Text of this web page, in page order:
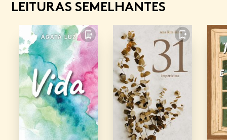
LEITURAS SEMELHANTES
FAVORITO FAVORITO